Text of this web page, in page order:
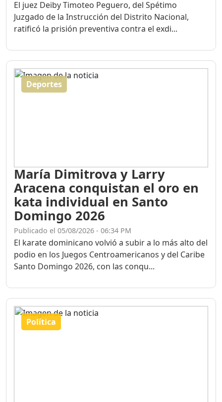
El juez Deiby Timoteo Peguero, del Spétimo
Juzgado de la Instrucción del Distrito Nacional,
ratificó la prisión preventiva contra el exdi...
Deportes
María Dimitrova y Larry
Aracena conquistan el oro en
kata individual en Santo
Domingo 2026
Publicado el 05/08/2026 - 06:34 PM
El karate dominicano volvió a subir a lo más alto del
podio en los Juegos Centroamericanos y del Caribe
Santo Domingo 2026, con las conqu...
Política